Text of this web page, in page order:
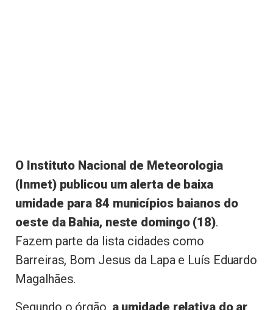
O Instituto Nacional de Meteorologia
(Inmet) publicou um alerta de baixa
umidade para 84 municípios baianos do
oeste da Bahia, neste domingo (18).
Fazem parte da lista cidades como
Barreiras, Bom Jesus da Lapa e Luís Eduardo
Magalhães.